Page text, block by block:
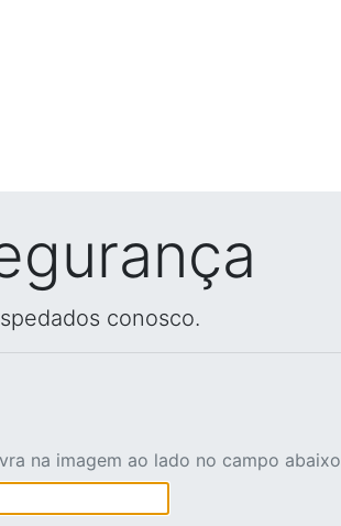
conosco.
na imagem ao lado no campo abaixo